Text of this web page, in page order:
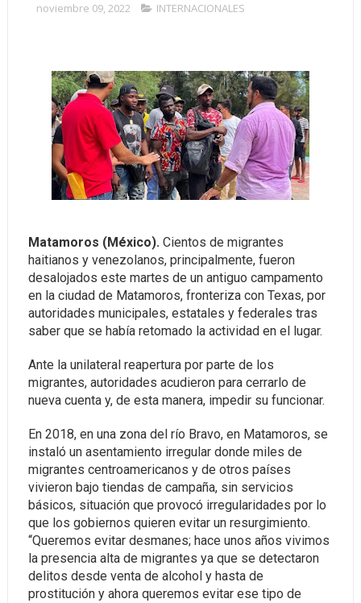
noviembre 09, 2022 INTERNACIONALES
Matamoros (México).Cientos de migrantes
haitianos y venezolanos, principalmente, fueron
desalojados este martes de un antiguo campamento
en la ciudad de Matamoros, fronteriza con Texas, por
autoridades municipales, estatales y federales tras
saber que se había retomado la actividad en el lugar.
Ante la unilateral reapertura por parte de los
migrantes, autoridades acudieron para cerrarlo de
nueva cuenta y, de esta manera, impedir su funcionar.
En 2018, en una zona del río Bravo, en Matamoros, se
instaló un asentamiento irregular donde miles de
migrantes centroamericanos y de otros países
vivieron bajo tiendas de campaña, sin servicios
básicos, situación que provocó irregularidades por lo
que los gobiernos quieren evitar un resurgimiento.
“Queremos evitar desmanes; hace unos años vivimos
la presencia alta de migrantes ya que se detectaron
delitos desde venta de alcohol y hasta de
prostitución y ahora queremos evitar ese tipo de